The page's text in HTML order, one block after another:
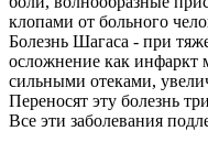
клопами от больного
Болезнь Шагаса - при
осложнение как инфаркт
сильными отеками,
Переносят эту болезнь
Все эти заболевания